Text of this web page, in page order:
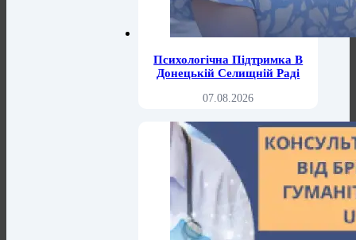
Психологічна Підтримка В
Донецькій Селищній Раді
07.08.2026